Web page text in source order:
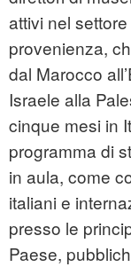
attivi nel
provenienza,
dal Marocco
Israele alla
cinque mesi in
programma di
in aula, come
italiani e
presso le
Paese,